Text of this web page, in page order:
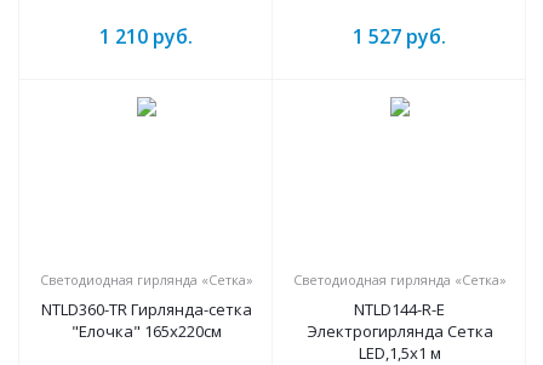
1 210 руб. 1 527 руб.
Светодиодная гирлянда «Сетка»
NTLD360-TR Гирлянда-сетка
"Елочка" 165х220см
Светодиодная гирлянда «Сетка»
NTLD144-R-E
Электрогирлянда Сетка
LED,1,5х1 м